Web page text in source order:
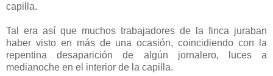
capilla.
Tal era así que muchos trabajadores de la finca juraban
haber visto en más de una ocasión, coincidiendo con la
repentina desaparición de algún jornalero, luces a
medianoche en el interior de la capilla.